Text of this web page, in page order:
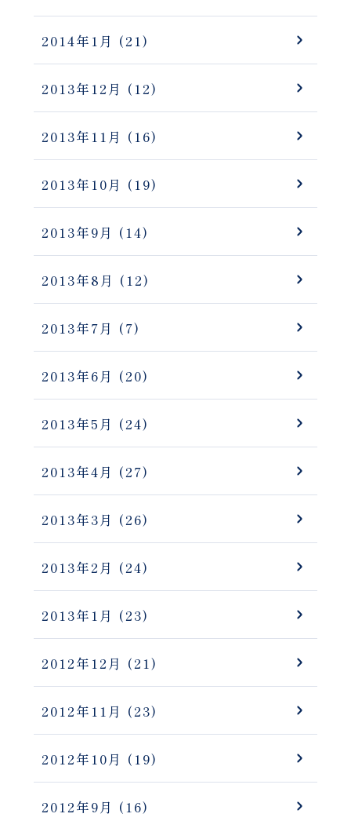
2014年1月 (21)
2013年12月 (12)
2013年11月 (16)
2013年10月 (19)
2013年9月 (14)
2013年8月 (12)
2013年7月 (7)
2013年6月 (20)
2013年5月 (24)
2013年4月 (27)
2013年3月 (26)
2013年2月 (24)
2013年1月 (23)
2012年12月 (21)
2012年11月 (23)
2012年10月 (19)
2012年9月 (16)